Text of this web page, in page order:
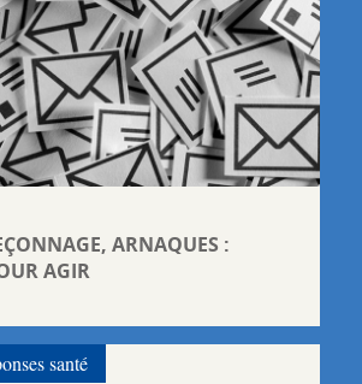
ARNAQUES :
AGIR
santé